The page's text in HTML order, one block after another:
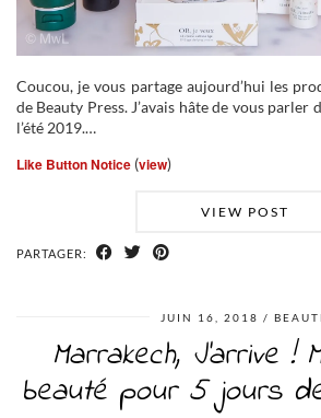
Coucou, je vous partage aujourd’hui les
de Beauty Press. J’avais hâte de vous parler
l’été 2019.…
Like Button Notice (view)
VIEW POST
PARTAGER:
JUIN 16, 2018
Marrakech, J’arrive !
beauté pour 5 jours